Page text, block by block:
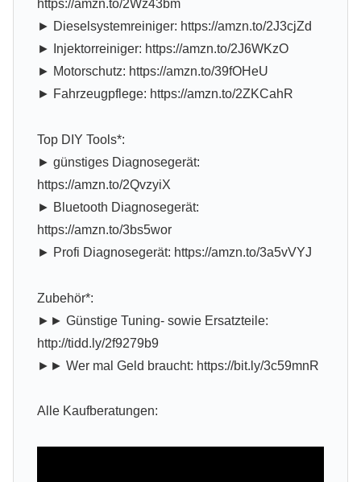
https://amzn.to/2Wz43bm
► Dieselsystemreiniger: https://amzn.to/2J3cjZd
► Injektorreiniger: https://amzn.to/2J6WKzO
► Motorschutz: https://amzn.to/39fOHeU
► Fahrzeugpflege: https://amzn.to/2ZKCahR
Top DIY Tools*:
► günstiges Diagnosegerät:
https://amzn.to/2QvzyiX
► Bluetooth Diagnosegerät:
https://amzn.to/3bs5wor
► Profi Diagnosegerät: https://amzn.to/3a5vVYJ
Zubehör*:
►► Günstige Tuning- sowie Ersatzteile:
http://tidd.ly/2f9279b9
►► Wer mal Geld braucht: https://bit.ly/3c59mnR
Alle Kaufberatungen: